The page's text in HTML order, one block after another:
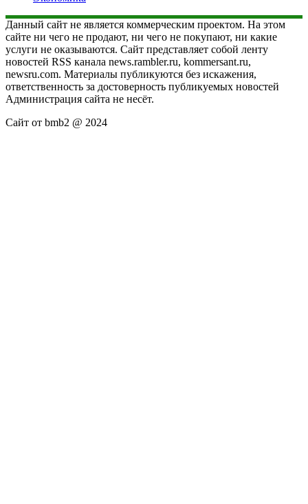
Данный сайт не является коммерческим проектом. На этом
сайте ни чего не продают, ни чего не покупают, ни какие
услуги не оказываются. Сайт представляет собой ленту
новостей RSS канала news.rambler.ru, kommersant.ru,
newsru.com. Материалы публикуются без искажения,
ответственность за достоверность публикуемых новостей
Администрация сайта не несёт.
Сайт от bmb2 @ 2024